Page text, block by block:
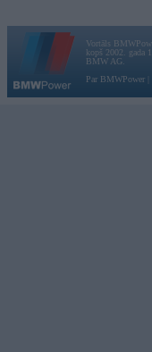
Vortāls
kopš 2002. gada
BMW AG.
Par BMWPower